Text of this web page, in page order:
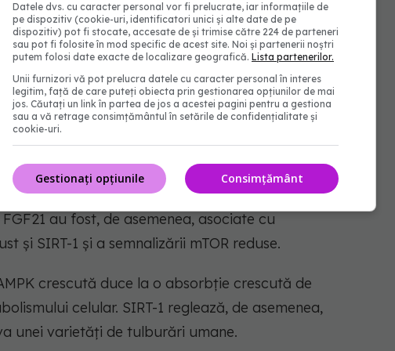
poate proteja împotriva bolilor, cum ar fi bolile
obezitatea și diabetul.
și creșterea fermentației bacteriene a fibrelor
nivelului de butirat. La rândul său, nivelurile
hormonului pro-longevitate FGF21.
care joacă un rol important în reglarea
au fost, de asemenea, asociate cu
și SIRT-1 și a semnalizării mTOR reduse.
crescută duce la o absorbție crescută de
celular. SIRT-1 reglează, de asemenea,
unei varietăți de tulburări umane.
Datele dvs. cu caracter personal vor fi prelucrate, iar informațiile de
pe dispozitiv (cookie-uri, identificatori unici și alte date de pe
dispozitiv) pot fi stocate, accesate de și trimise către 224 de parteneri
sau pot fi folosite în mod specific de acest site. Noi și partenerii noștri
putem folosi date exacte de localizare geografică. Lista partenerilor.
Unii furnizori vă pot prelucra datele cu caracter personal în interes
legitim, față de care puteți obiecta prin gestionarea opțiunilor de mai
jos. Căutați un link în partea de jos a acestei pagini pentru a gestiona
sau a vă retrage consimțământul în setările de confidențialitate și
cookie-uri.
Consimțământ
Gestionați opțiunile